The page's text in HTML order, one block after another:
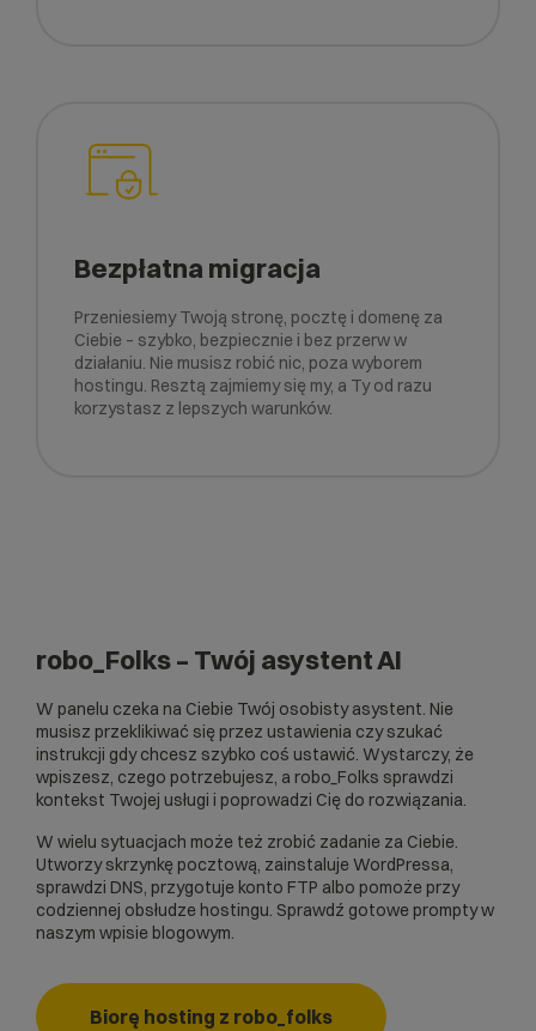
Bezpłatna migracja
Przeniesiemy Twoją stronę, pocztę i domenę za
Ciebie – szybko, bezpiecznie i bez przerw w
działaniu. Nie musisz robić nic, poza wyborem
hostingu. Resztą zajmiemy się my, a Ty od razu
korzystasz z lepszych warunków.
robo_Folks – Twój asystent AI
W panelu czeka na Ciebie Twój osobisty asystent. Nie
musisz przeklikiwać się przez ustawienia czy szukać
instrukcji gdy chcesz szybko coś ustawić. Wystarczy, że
wpiszesz, czego potrzebujesz, a robo_Folks sprawdzi
kontekst Twojej usługi i poprowadzi Cię do rozwiązania.
W wielu sytuacjach może też zrobić zadanie za Ciebie.
Utworzy skrzynkę pocztową, zainstaluje WordPressa,
sprawdzi DNS, przygotuje konto FTP albo pomoże przy
codziennej obsłudze hostingu. Sprawdź gotowe prompty w
naszym wpisie blogowym.
Biorę hosting z robo_folks